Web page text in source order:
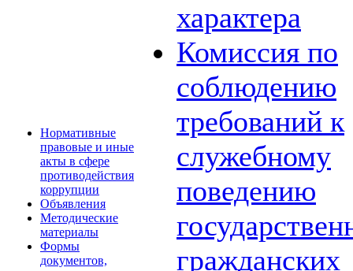
Нормативные
правовые и иные
акты в сфере
противодействия
коррупции
Объявления
Методические
материалы
Формы
документов,
характера
Комиссия по
соблюдению
требований к
служебному
поведению
гражданских